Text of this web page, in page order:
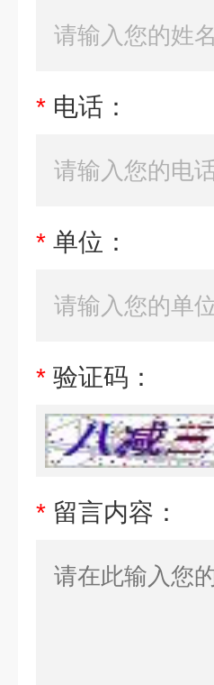
* 电话：
* 单位：
* 验证码：
* 留言内容：